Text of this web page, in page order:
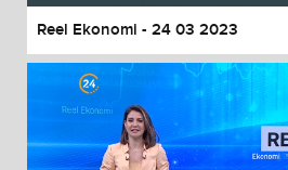
Reel Ekonomi - 24 03 2023